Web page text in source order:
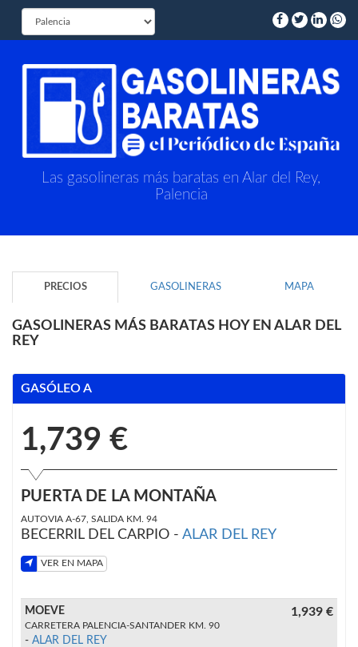
Las gasolineras más baratas en Alar del Rey,
Palencia
PRECIOS GASOLINERAS MAPA
GASOLINERAS MÁS BARATAS HOY EN ALAR DEL
REY
GASÓLEO A
1,739 €
PUERTA DE LA MONTAÑA
AUTOVIA A-67, SALIDA KM. 94
BECERRIL DEL CARPIO - ALAR DEL REY
VER EN MAPA
MOEVE
CARRETERA PALENCIA-SANTANDER KM. 90
- ALAR DEL REY
1,939 €